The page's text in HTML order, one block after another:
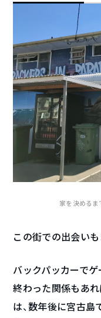
家を決めるま
この街での出会いも
バックパッカーで
終わった関係もあ
は、数年後に宮古